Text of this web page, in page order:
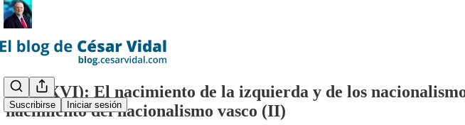
Suscribirse Iniciar sesión
(CXXXVI): El nacimiento de la izquierda y de los
nacimiento del nacionalismo vasco (II)